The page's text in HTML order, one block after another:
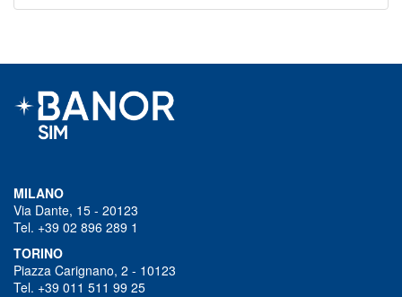
MILANO
Via Dante, 15 - 20123
Tel. +39 02 896 289 1
TORINO
Piazza Carignano, 2 - 10123
Tel. +39 011 511 99 25